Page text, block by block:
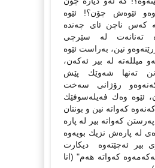
ئێوەش چۆن؟! ئێوە
كەس ناچن ئای چەندە
تەنانەت لە سێرچی
نین، بەراست ئێوە
میللەتە لە بیر ئەكەن،
تەنها شەوێك پێش
رۆژانی سەخت
ئێوە وەك فەیلەسوفێك
كەواتە نین و بونتان
پەرستن كەواتە بیر لە پارە
لە پارەش نزیك بویەوە
بیر ئەچێتەوە دیكارت
كەواتە هەم" (انا